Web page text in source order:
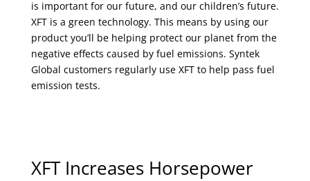
is important for our future, and our children’s future.
XFT is a green technology. This means by using our
product you’ll be helping protect our planet from the
negative effects caused by fuel emissions. Syntek
Global customers regularly use XFT to help pass fuel
emission tests.
XFT Increases Horsepower